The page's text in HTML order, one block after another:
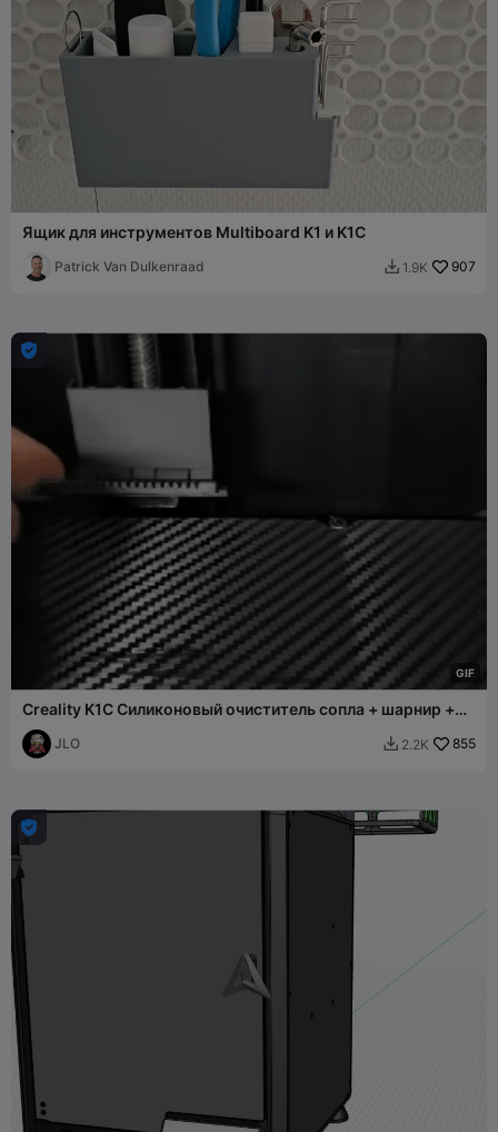
Ящик для инструментов Multiboard K1 и K1C
Patrick Van Dulkenraad  1.9K 907
GIF

Creality K1C Силиконовый очиститель сопла + шарнир +
защита z
JLO  2.2K 855
